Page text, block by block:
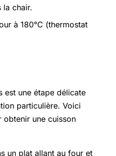
la chair.
à 180°C (thermostat
est une étape délicate
particulière. Voici
obtenir une cuisson
un plat allant au four et